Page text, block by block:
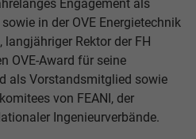
Engagement als
in der OVE Energietechnik
Rektor der FH
OVE-Award für seine
als Vorstandsmitglied sowie
von FEANI, der
Ingenieurverbände.